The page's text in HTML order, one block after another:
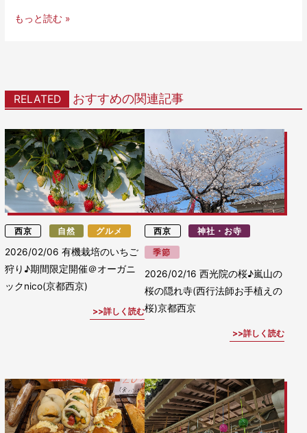
もっと読む »
RELATED おすすめの関連記事
西京 自然 グルメ
2026/02/06有機栽培のいちご
狩り♪期間限定開催＠オーガニ
ックnico(京都西京)
詳しく読む
西京 神社・お寺
季節
2026/02/16 西光院の桜♪嵐山の
桜の隠れ寺(西行法師お手植えの
桜)京都西京
詳しく読む